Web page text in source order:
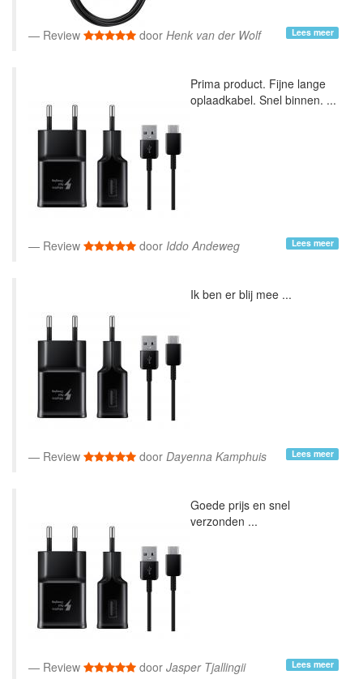
Review door Henk van der Wolf Lees meer
Prima product. Fijne lange
oplaadkabel. Snel binnen. ...
Review door Iddo Andeweg Lees meer
Ik ben er blij mee ...
Review door Dayenna Kamphuis Lees meer
Goede prijs en snel
verzonden ...
Review door Jasper Tjallingii Lees meer